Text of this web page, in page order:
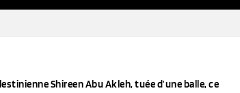
Shireen Abu Akleh, tuée d’une balle, ce